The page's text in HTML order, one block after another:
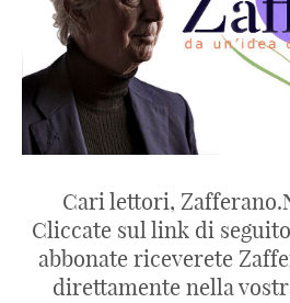
Cari lettori,
Cliccate sul link di
abbonate riceverete
direttamente nella